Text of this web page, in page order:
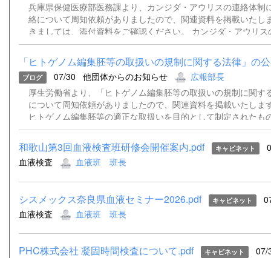
兵庫県保健医療部医務課より、カンジダ・アウリスの連絡体制
絡について周知依頼がありましたので、関連資料を掲載いたし
きましては、添付資料をご確認ください。 カンジダ・アウリ
正について.pdf
「ヒトゲノム編集胚等の取扱いの規制に関する法律」の
ブログ 07/30 他団体からのお知らせ
広報部長
厚生労働省より、「ヒトゲノム編集胚等の取扱いの規制に関す
について周知依頼がありましたので、関連資料を掲載いたしま
ヒトゲノム編集胚等の適正な取扱いを目的として制定されたも
定を除き令和9年7月24日から施行される予定です。 詳細につ
付資料をご確認ください。 事務連絡（別記団体宛て・ヒトゲ
扱規制法）.pdf 公布通知（ヒトゲノム編集胚等取扱規制法）
集胚等の取扱いの規制に関する法律（令和８年法律第70号）（
和歌山第3回血液検査班研修会開催案内.pdf キャビネット
血液検査
血液班 班長
シスメックス奈良県血液セミナー2026.pdf キャビネット
血液検査
血液班 班長
PHC株式会社 凝固時間検査について.pdf キャビネット
07/